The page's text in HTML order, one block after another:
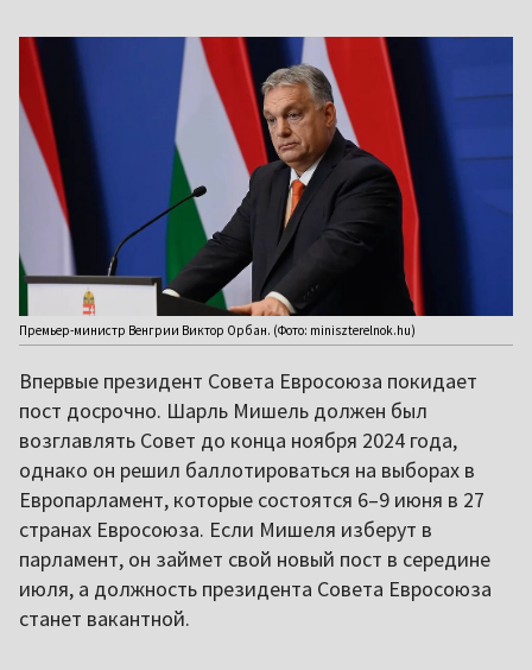
Премьер-министр Венгрии Виктор Орбан. (Фото: miniszterelnok.hu)
Впервые президент Совета Евросоюза покидает
пост досрочно. Шарль Мишель должен был
возглавлять Совет до конца ноября 2024 года,
однако он решил баллотироваться на выборах в
Европарламент, которые состоятся 6–9 июня в 27
странах Евросоюза. Если Мишеля изберут в
парламент, он займет свой новый пост в середине
июля, а должность президента Совета Евросоюза
станет вакантной.